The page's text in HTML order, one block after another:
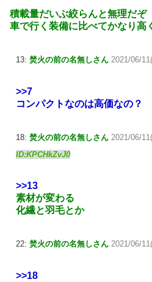
積載量だいぶ絞らんと無理だぞ
車で行く装備に比べてかなり高
13: 焚火の前の名無しさん 2021/06/
>>7
コンパクトなのは高価なの？
18: 焚火の前の名無しさん 2021/06/
ID:KPCHkZvJ0
>>13
素材が変わる
化繊と羽毛とか
22: 焚火の前の名無しさん 2021/06/
>>18